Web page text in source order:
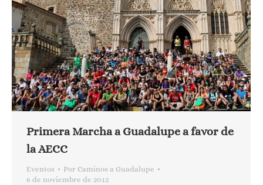
Primera Marcha a Guadalupe a favor de
la AECC
Eventos Por Caminos a Guadalupe
6 de noviembre de 2012